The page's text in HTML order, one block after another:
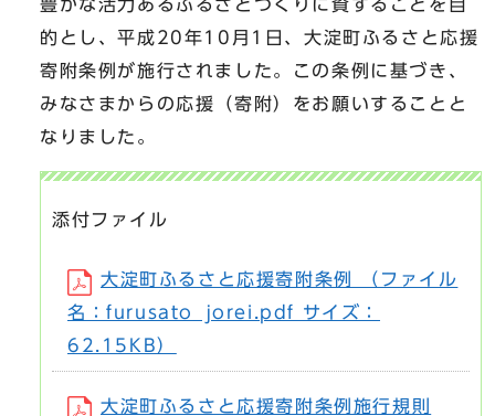
豊かな活力あるふるさとづくりに資することを目
的とし、平成20年10月1日、大淀町ふるさと応援
寄附条例が施行されました。この条例に基づき、
みなさまからの応援（寄附）をお願いすることと
なりました。
添付ファイル
大淀町ふるさと応援寄附条例 （ファイル
名：furusato_jorei.pdf サイズ：
62.15KB）
大淀町ふるさと応援寄附条例施行規則